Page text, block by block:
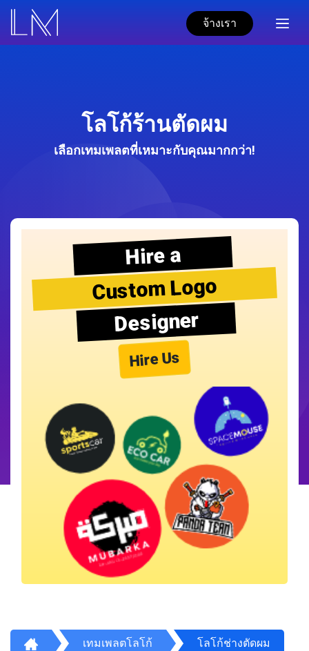
จ้างเรา
โลโก้ร้านตัดผม
เลือกเทมเพลตที่เหมาะกับคุณมากกว่า!
Hire a
Custom Logo
Designer
Hire Us
เทมเพลตโลโก้ โลโก้ช่างตัดผม